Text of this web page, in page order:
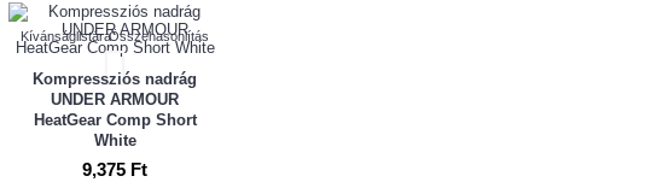
KívánságlistáraÖsszehasonlítás
Kompressziós nadrág
UNDER ARMOUR
HeatGear Comp Short
White
9,375 Ft